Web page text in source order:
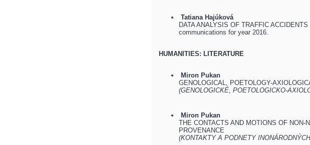
Tatiana Hajúková
DATA ANALYSIS OF TRAFFIC
communications for year 2016.
HUMANITIES: LITERATURE
Miron Pukan
GENOLOGICAL, POETOLOGY-
(GENOLOGICKÉ, POETOLOGICKO-
Miron Pukan
THE CONTACTS AND MOTIONS OF NON-
PROVENANCE
(KONTAKTY A PODNETY